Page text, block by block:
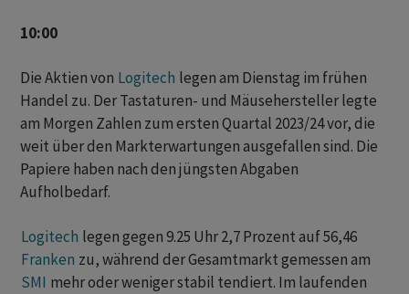
10:00
Die Aktien von Logitech legen am Dienstag im frühen
Handel zu. Der Tastaturen- und Mäusehersteller legte
am Morgen Zahlen zum ersten Quartal 2023/24 vor, die
weit über den Markterwartungen ausgefallen sind. Die
Papiere haben nach den jüngsten Abgaben
Aufholbedarf.
Logitech legen gegen 9.25 Uhr 2,7 Prozent auf 56,46
Franken zu, während der Gesamtmarkt gemessen am
SMI mehr oder weniger stabil tendiert. Im laufenden